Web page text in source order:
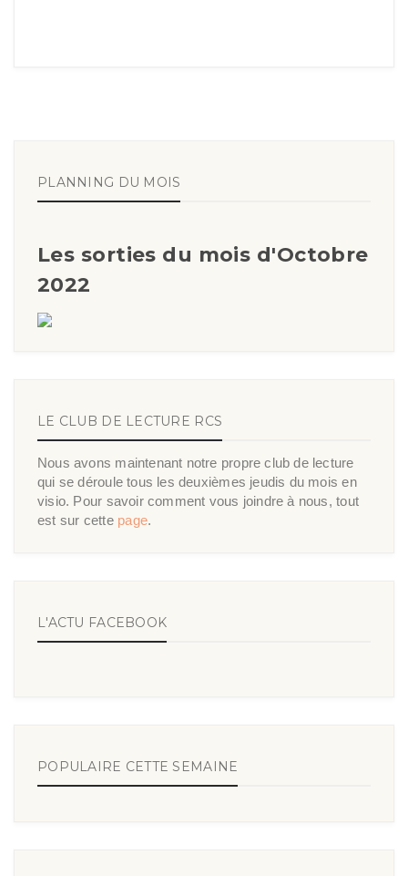
PLANNING DU MOIS
Les sorties du mois d'Octobre
2022
LE CLUB DE LECTURE RCS
Nous avons maintenant notre propre club de lecture
qui se déroule tous les deuxièmes jeudis du mois en
visio. Pour savoir comment vous joindre à nous, tout
est sur cette page.
L'ACTU FACEBOOK
POPULAIRE CETTE SEMAINE